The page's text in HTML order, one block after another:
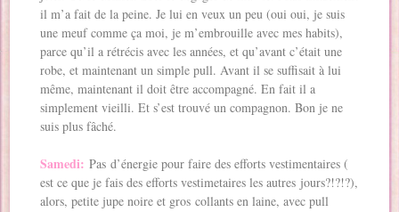
il m’a fait de la peine. Je lui en veux un peu (oui oui, je suis
une meuf comme ça moi, je m’embrouille avec mes habits),
parce qu’il a rétrécis avec les années, et qu’avant c’était une
robe, et maintenant un simple pull. Avant il se suffisait à lui
même, maintenant il doit être accompagné. En fait il a
simplement vieilli. Et s’est trouvé un compagnon. Bon je ne
suis plus fâché.
Samedi:Pas d’énergie pour faire des efforts vestimentaires (
est ce que je fais des efforts vestimetaires les autres jours?!?!?),
alors, petite jupe noire et gros collants en laine, avec pull